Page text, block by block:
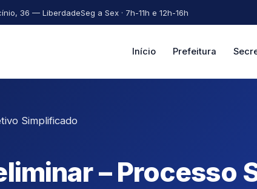
36 — LiberdadeSeg a Sex · 7h-11h e 12h-16h
Início Prefeitura
Simplificado
– Processo